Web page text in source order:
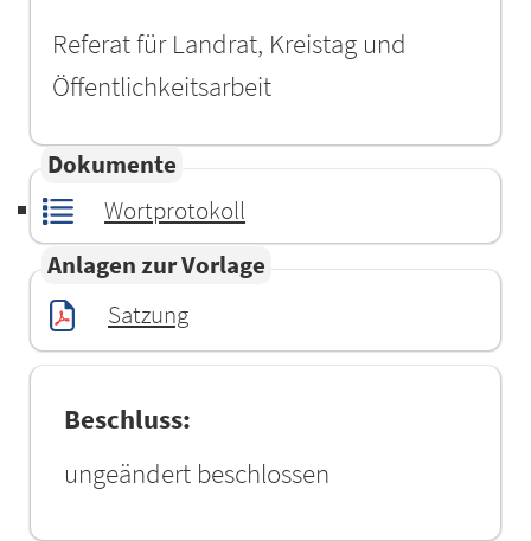
Referat für Landrat, Kreistag und
Öffentlichkeitsarbeit
Dokumente
Wortprotokoll
Anlagen zur Vorlage
Satzung
Beschluss:
ungeändert beschlossen